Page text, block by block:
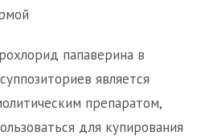
папаверина в
является
препаратом,
для купирования